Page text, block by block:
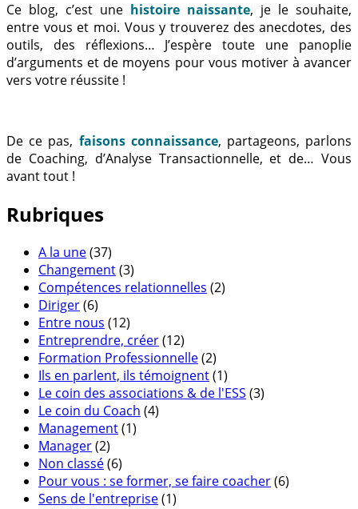
Ce blog, c’est une histoire naissante, je le souhaite,
entre vous et moi. Vous y trouverez des anecdotes, des
outils, des réflexions… J’espère toute une panoplie
d’arguments et de moyens pour vous motiver à avancer
vers votre réussite !
De ce pas, faisons connaissance, partageons, parlons
de Coaching, d’Analyse Transactionnelle, et de… Vous
avant tout !
Rubriques
A la une(37)
Changement(3)
Compétences relationnelles (2)
Diriger(6)
Entre nous (12)
Entreprendre, créer(12)
Formation Professionnelle(2)
Ils en parlent, ils témoignent(1)
Le coin des associations & de l'ESS (3)
Le coin du Coach (4)
Management(1)
Manager(2)
Non classé(6)
Pour vous : se former, se faire coacher(6)
Sens de l'entreprise(1)